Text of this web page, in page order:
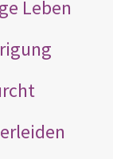
Leben
erleiden